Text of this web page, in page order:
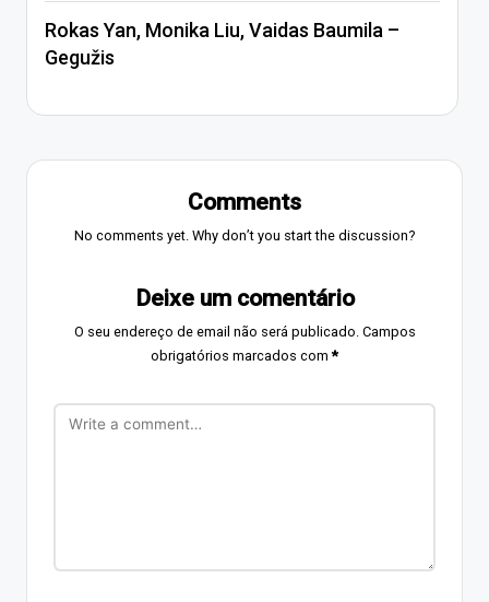
Rokas Yan, Monika Liu, Vaidas Baumila –
Gegužis
Comments
No comments yet. Why don’t you start the discussion?
Deixe um comentário
O seu endereço de email não será publicado. Campos
obrigatórios marcados com*